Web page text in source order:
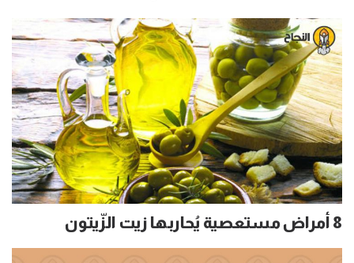
8 أمراض مستعصية يُحاربها زيت الزّيتون